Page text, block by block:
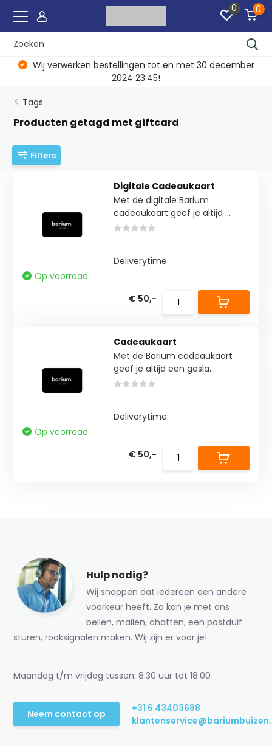
0 0
Wij verwerken bestellingen tot en met 30 december
2024 23:45!
Tags
Producten getagd met giftcard
Filters
Digitale Cadeaukaart
Met de digitale Barium
cadeaukaart geef je altijd ...
Deliverytime
Op voorraad
€ 50,-
Cadeaukaart
Met de Barium cadeaukaart
geef je altijd een gesla...
Deliverytime
Op voorraad
€ 50,-
Hulp nodig?
Wij snappen dat iedereen een andere
voorkeur heeft. Zo kan je met ons
bellen, mailen, chatten, een postduif
sturen, rooksignalen maken. Wij zijn er voor je!
Maandag t/m vrijdag tussen: 8:30 uur tot 18:00
Neem contact op
+31 6 43403688